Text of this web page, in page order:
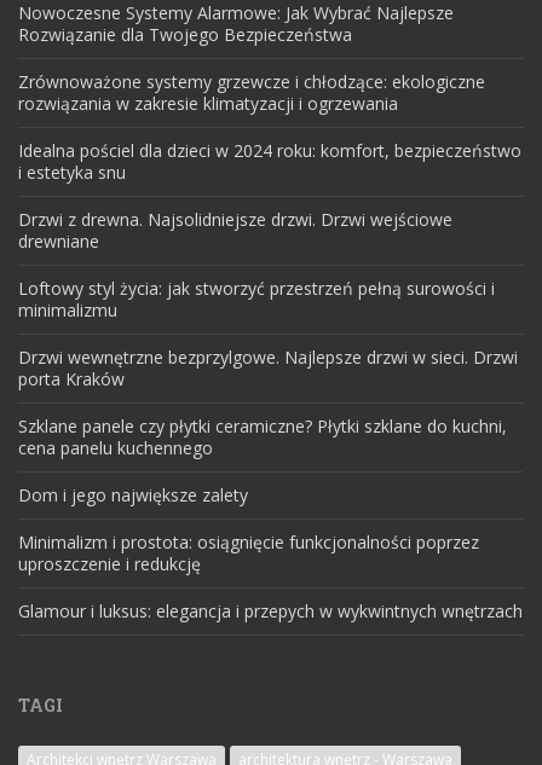
Nowoczesne Systemy Alarmowe: Jak Wybrać Najlepsze
Rozwiązanie dla Twojego Bezpieczeństwa
Zrównoważone systemy grzewcze i chłodzące: ekologiczne
rozwiązania w zakresie klimatyzacji i ogrzewania
Idealna pościel dla dzieci w 2024 roku: komfort, bezpieczeństwo
i estetyka snu
Drzwi z drewna. Najsolidniejsze drzwi. Drzwi wejściowe
drewniane
Loftowy styl życia: jak stworzyć przestrzeń pełną surowości i
minimalizmu
Drzwi wewnętrzne bezprzylgowe. Najlepsze drzwi w sieci. Drzwi
porta Kraków
Szklane panele czy płytki ceramiczne? Płytki szklane do kuchni,
cena panelu kuchennego
Dom i jego największe zalety
Minimalizm i prostota: osiągnięcie funkcjonalności poprzez
uproszczenie i redukcję
Glamour i luksus: elegancja i przepych w wykwintnych wnętrzach
TAGI
Architekci wnętrz Warszawa
architektura wnętrz - Warszawa